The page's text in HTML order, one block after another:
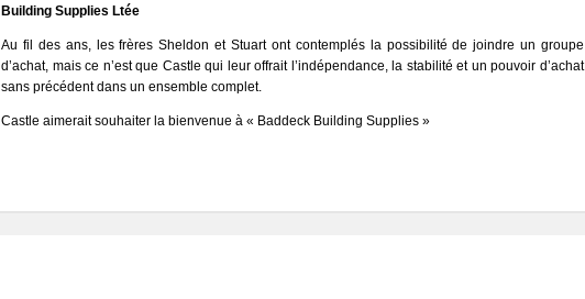
Building Supplies Ltée
Au fil des ans, les frères Sheldon et Stuart ont contemplés la possibilité de joindre un groupe
d’achat, mais ce n’est que Castle qui leur offrait l’indépendance, la stabilité et un pouvoir d’achat
sans précédent dans un ensemble complet.
Castle aimerait souhaiter la bienvenue à « Baddeck Building Supplies »